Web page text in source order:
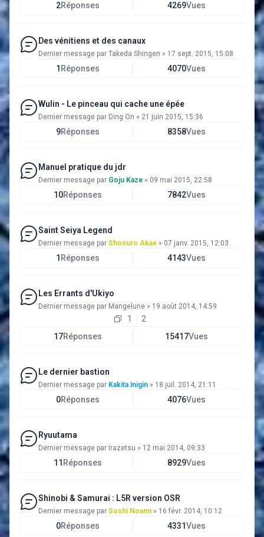
2Réponses 4269Vues
Des vénitiens et des canaux
Dernier message par Takeda Shingen » 17 sept. 2015, 15:08
1 Réponses 4070Vues
Wulin - Le pinceau qui cache une épée
Dernier message par Ding On » 21 juin 2015, 15:36
9Réponses 8358Vues
Manuel pratique du jdr
Dernier message par Goju Kaze » 09 mai 2015, 22:58
10Réponses 7842Vues
Saint Seiya Legend
Dernier message par Shosuro Akae » 07 janv. 2015, 12:03
1 Réponses 4143Vues
Les Errants d'Ukiyo
Dernier message par Mangelune » 19 août 2014, 14:59
1
2
17Réponses 15417Vues
Le dernier bastion
Dernier message par Kakita Inigin » 18 juil. 2014, 21:11
0Réponses 4076Vues
Ryuutama
Dernier message par Irazetsu » 12 mai 2014, 09:33
11 Réponses 8929Vues
Shinobi & Samurai : L5R version OSR
Dernier message par Soshi Noami » 16 févr. 2014, 10:12
0Réponses 4331Vues